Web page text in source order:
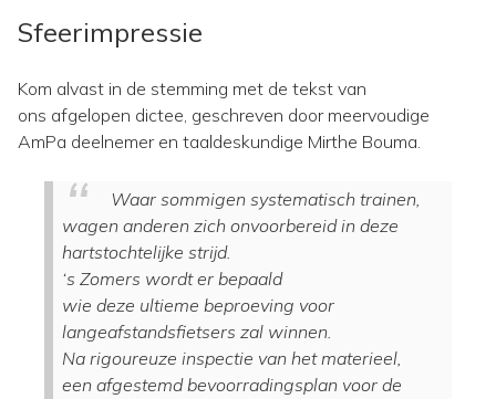
Sfeerimpressie
Kom alvast in de stemming met de tekst van
ons afgelopen dictee, geschreven door meervoudige
AmPa deelnemer en taaldeskundige Mirthe Bouma.
Waar sommigen systematisch trainen,
wagen anderen zich onvoorbereid in deze
hartstochtelijke strijd.
‘s Zomers wordt er bepaald
wie deze ultieme beproeving voor
langeafstandsfietsers zal winnen.
Na rigoureuze inspectie van het materieel,
een afgestemd bevoorradingsplan voor de